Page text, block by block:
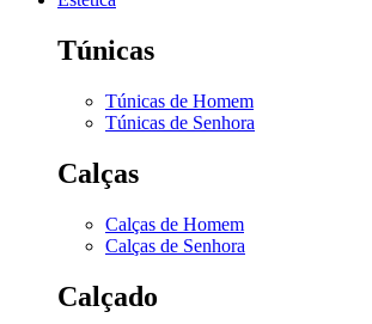
Túnicas
Túnicas de Homem
Túnicas de Senhora
Calças
Calças de Homem
Calças de Senhora
Calçado